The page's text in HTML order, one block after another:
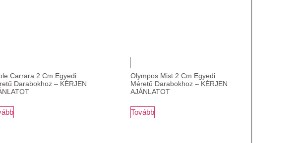
Carrara 2 Cm Egyedi
Darabokhoz – KÉRJEN
Olympos Mist 2 Cm Egyedi
Méretű Darabokhoz – KÉRJEN
AJÁNLATOT
Tovább